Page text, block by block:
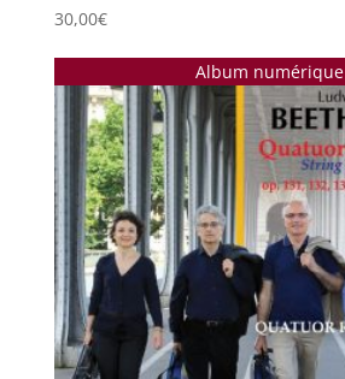
30,00€
Album numérique